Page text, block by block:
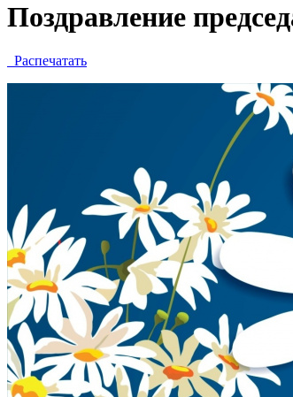
Поздравление
Распечатать